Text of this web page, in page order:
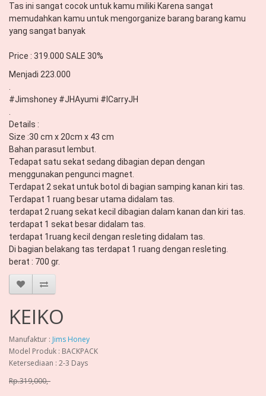
Tas ini sangat cocok untuk kamu miliki Karena sangat
memudahkan kamu untuk mengorganize barang barang kamu
yang sangat banyak
Price : 319.000 SALE 30%
Menjadi 223.000
#Jimshoney #JHAyumi #ICarryJH
Details :
Size :30 cm x 20cm x 43 cm
Bahan parasut lembut.
Tedapat satu sekat sedang dibagian depan dengan
menggunakan pengunci magnet.
Terdapat 2 sekat untuk botol di bagian samping kanan kiri tas.
Terdapat 1 ruang besar utama didalam tas.
terdapat 2 ruang sekat kecil dibagian dalam kanan dan kiri tas.
terdapat 1 sekat besar didalam tas.
terdapat 1ruang kecil dengan resleting didalam tas.
Di bagian belakang tas terdapat 1 ruang dengan resleting.
berat : 700 gr.
KEIKO
Manufaktur : Jims Honey
Model Produk : BACKPACK
Ketersediaan : 2-3 Days
Rp.319,000,-